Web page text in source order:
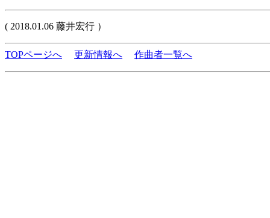
( 2018.01.06 藤井宏行 ）
TOPページへ 更新情報へ 作曲者一覧へ